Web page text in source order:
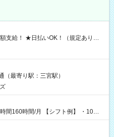
お仕事後はコンビニATMから 日払
（最寄り駅：三宮駅）
【シフト例】 ・10：